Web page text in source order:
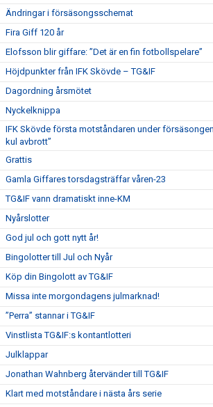
Ändringar i försäsongsschemat
Fira Giff 120 år
Elofsson blir giffare: ”Det är en fin fotbollspelare”
Höjdpunkter från IFK Skövde – TG&IF
Dagordning årsmötet
Nyckelknippa
IFK Skövde första motståndaren under
kul avbrott”
Grattis
Gamla Giffares torsdagsträffar våren-23
TG&IF vann dramatiskt inne-KM
Nyårslotter
God jul och gott nytt år!
Bingolotter till Jul och Nyår
Köp din Bingolott av TG&IF
Missa inte morgondagens julmarknad!
”Perra” stannar i TG&IF
Vinstlista TG&IF:s kontantlotteri
Julklappar
Jonathan Wahnberg återvänder till TG&IF
Klart med motståndare i nästa års serie